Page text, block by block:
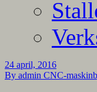
24 april, 2016
By admin CNC-